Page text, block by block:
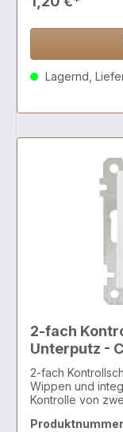
Lagernd,
2-fach
Unterputz -
2-fach
Wippen und
Kontrolle von